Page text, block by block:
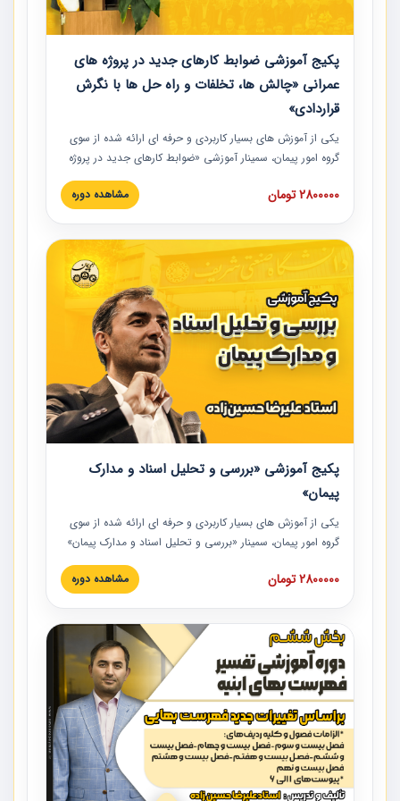
پکیج آموزشی ضوابط کارهای جدید در پروژه های
عمرانی «چالش ها، تخلفات و راه حل ها با نگرش
قراردادی»
یکی از آموزش‏‏‏‏‏‏ های بسیار کاربردی و حرفه‏ ای ارائه شده از سوی
گروه امور پیمان، سمینار آموزشی «ضوابط کارهای جدید در پروژه
های عمرانی» چالش ها، تخلفات و راه حل ها با نگرش قراردادی
است که در محل سندیکای شرکت های ساختمانی کشور ارائه شد.
مدارک پیمان به همراه تجربیات عملی ارائه شده است.
2800000 تومان مشاهده دوره
پکیج آموزشی «بررسی و تحلیل اسناد و مدارک
پیمان»
یکی از آموزش‏‏‏‏‏‏ های بسیار کاربردی و حرفه‏ ای ارائه شده از سوی
گروه امور پیمان، سمینار «بررسی و تحلیل اسناد و مدارک پیمان»
است که در دانشگاه صنعتی شریف ارائه شد. در این آموزش
نکات کلیدی مربوط به اسناد و مدارک پیمان، اولویت بندی اسناد
پیمان به همراه تجربیات عملی در این خصوص ارائه شده است.
2800000 تومان مشاهده دوره